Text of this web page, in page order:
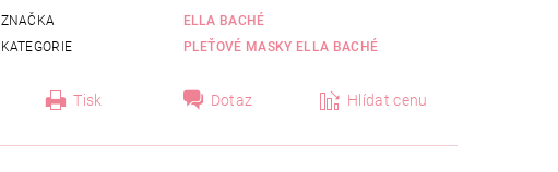
ZNAČKA
ELLA BACHÉ
KATEGORIE
PLEŤOVÉ MASKY ELLA BACHÉ
Tisk Dotaz Hlídat cenu